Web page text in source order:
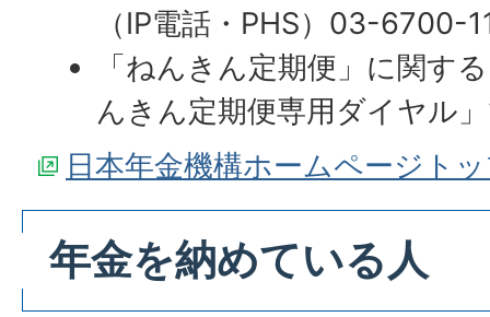
（IP電話・PHS）03-6700-
「ねんきん定期便」に関す
んきん定期便専用ダイヤル
日本年金機構ホームページト
年金を納めている人